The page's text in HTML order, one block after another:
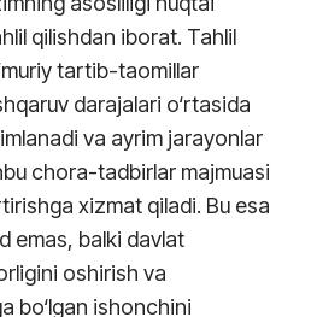
qilishdan iborat. Tahlil
tartib-taomillar
darajalari o‘rtasida
va ayrim jarayonlar
chora-tadbirlar majmuasi
xizmat qiladi. Bu esa
emas, balki davlat
oshirish va
bo‘lgan ishonchini